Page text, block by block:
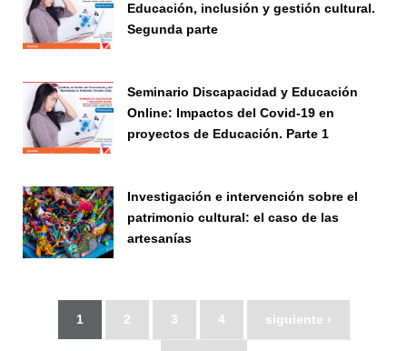
Educación, inclusión y gestión cultural.
Segunda parte
Seminario Discapacidad y Educación
Online: Impactos del Covid-19 en
proyectos de Educación. Parte 1
Investigación e intervención sobre el
patrimonio cultural: el caso de las
artesanías
1 2 3 4 siguiente ›